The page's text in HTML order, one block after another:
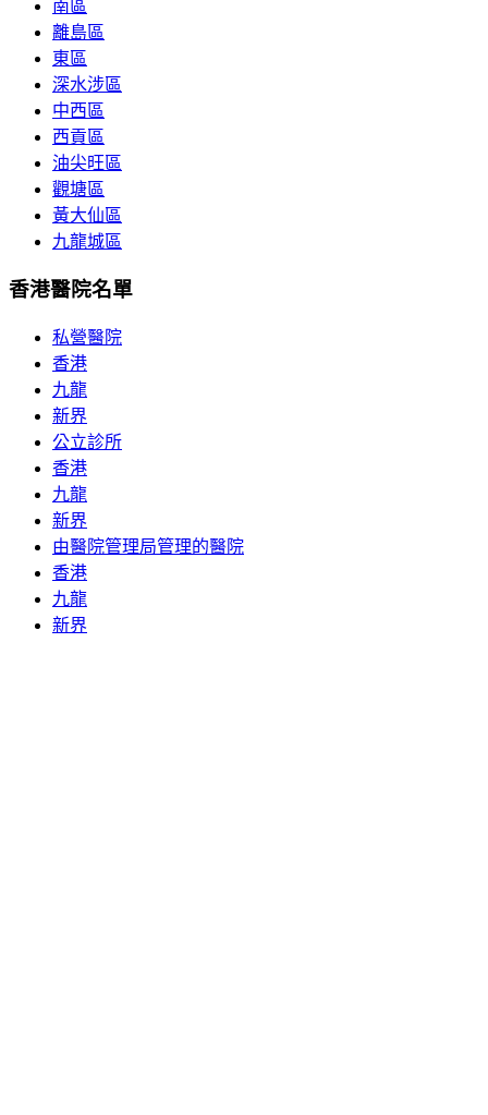
南區
離島區
東區
深水涉區
中西區
西貢區
油尖旺區
觀塘區
黃大仙區
九龍城區
香港醫院名單
私營醫院
香港
九龍
新界
公立診所
香港
九龍
新界
由醫院管理局管理的醫院
香港
九龍
新界